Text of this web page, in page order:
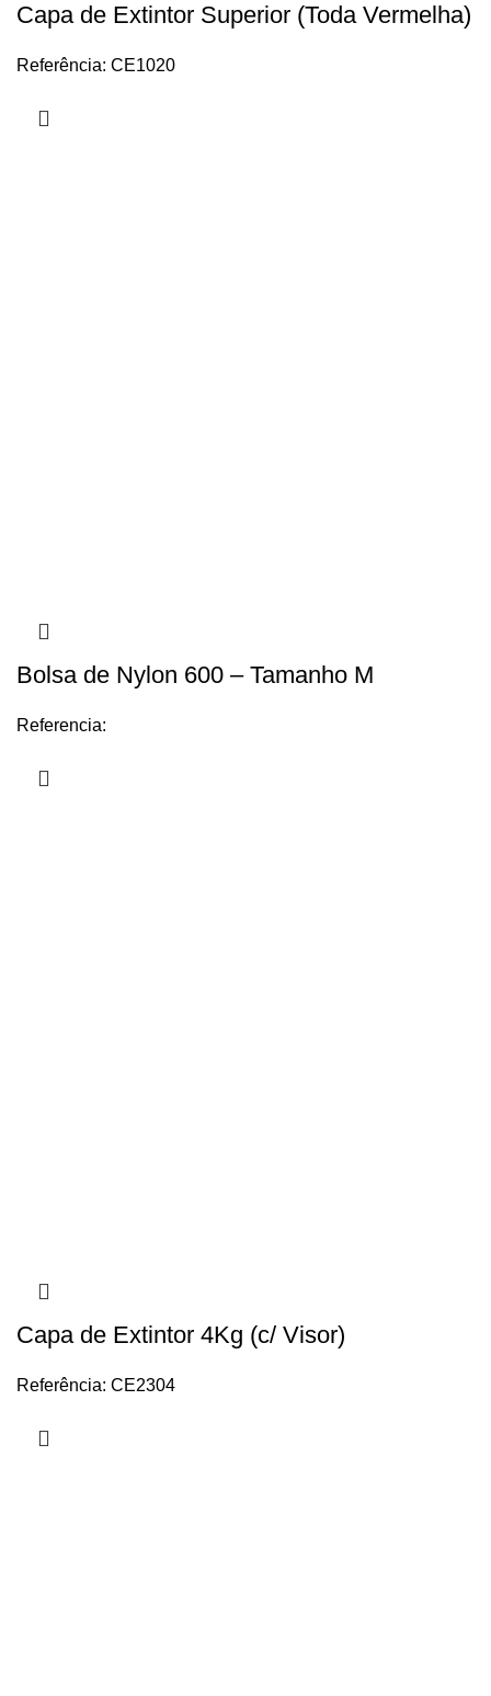
Capa de Extintor Superior (Toda Vermelha)
Referência: CE1020
Bolsa de Nylon 600 – Tamanho M
Referencia:
Capa de Extintor 4Kg (c/ Visor)
Referência: CE2304